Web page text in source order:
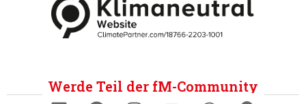
Werde Teil der fM-Community